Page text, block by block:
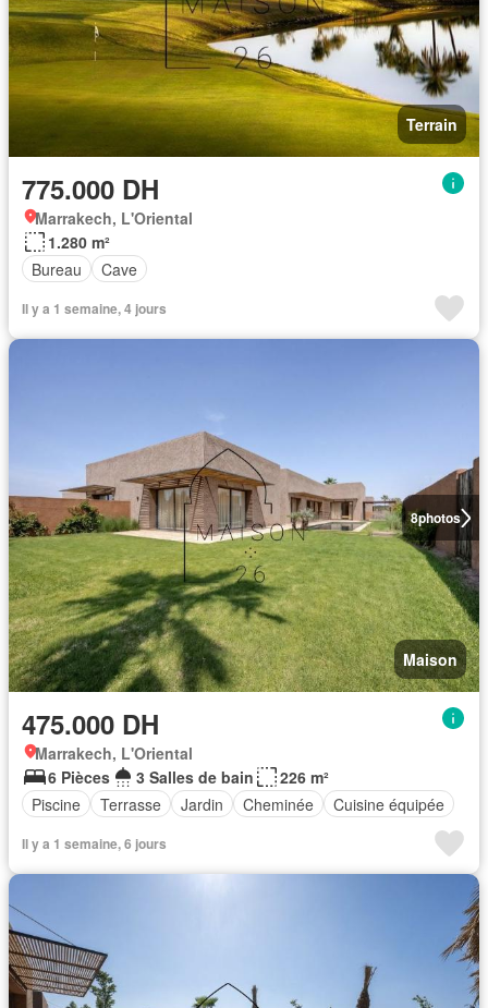
Terrain
775.000 DH
Marrakech, L'Oriental
1.280 m²
Bureau
Cave
Il y a 1 semaine, 4 jours
8photos
Maison
475.000 DH
Marrakech, L'Oriental
6 Pièces
3 Salles de bain
226 m²
Piscine
Terrasse Jardin Cheminée Cuisine équipée
Il y a 1 semaine, 6 jours